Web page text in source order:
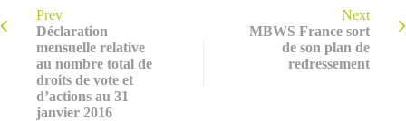
Prev
Déclaration
mensuelle relative
au nombre total de
droits de vote et
d’actions au 31
janvier 2016
Next
MBWS France sort
de son plan de
redressement